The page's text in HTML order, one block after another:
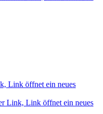
Link öffnet ein neues
Link, Link öffnet ein neues